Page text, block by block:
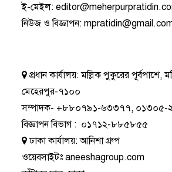
ই-মেইল:
নিউজ ও বিজ্ঞাপন:
প্রধান কার্যালয়:মল্লিক পুকুরের পূর্বপাশে,
মেহেরপুর-৭১০০
সম্পাদক- +৮৮০৭৯১-৬৩৩৭৭, ০১৩০৫-
বিজ্ঞাপন বিভাগ: ০১৭১২-৮৮৫৮৫৫
ঢাকা কার্যালয়:আনিশা গ্রুপ
ওয়েবসাইটঃaneeshagroup.com